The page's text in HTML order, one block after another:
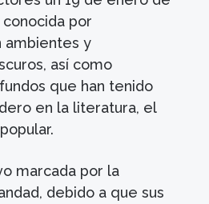
conocida por
ambientes y
así como
que han tenido
en la literatura, el
marcada por la
debido a que sus